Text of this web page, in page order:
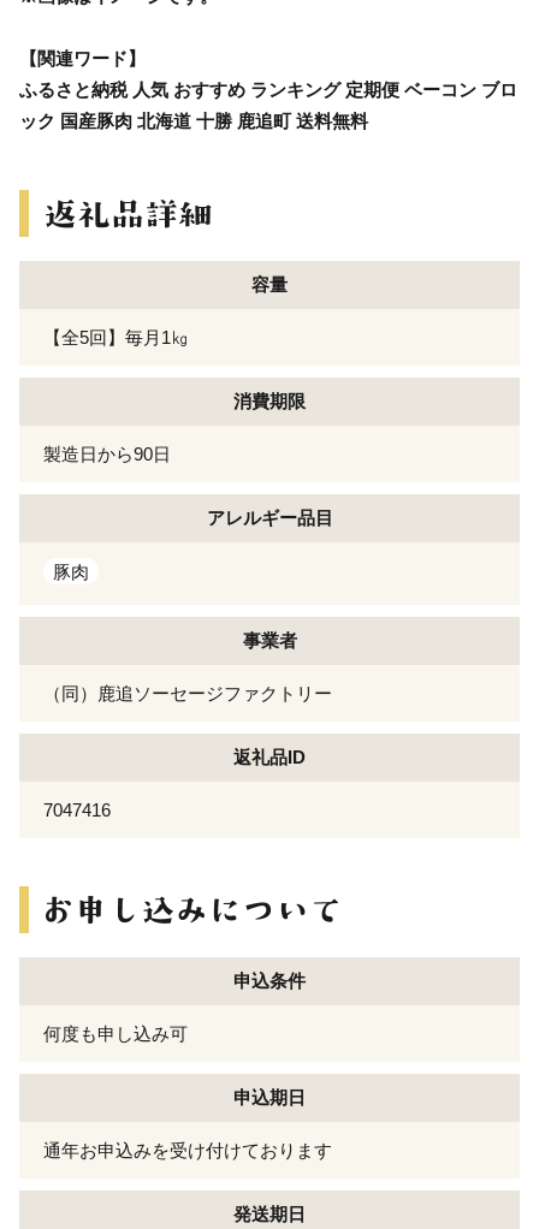
【関連ワード】
ふるさと納税 人気 おすすめ ランキング 定期便 ベーコン ブロ
ック 国産豚肉 北海道 十勝 鹿追町 送料無料
容量
【全5回】毎月1㎏
消費期限
製造日から90日
アレルギー品目
豚肉
事業者
（同）鹿追ソーセージファクトリー
返礼品ID
7047416
申込条件
何度も申し込み可
申込期日
通年お申込みを受け付けております
発送期日